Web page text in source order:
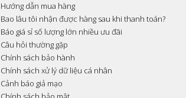
Hướng dẫn mua hàng
Bao lâu tôi nhận được hàng sau khi thanh toán?
Báo giá sỉ số lượng lớn nhiều ưu đãi
Câu hỏi thường gặp
Chính sách bảo hành
Chính sách xử lý dữ liệu cá nhân
Cảnh báo giả mạo